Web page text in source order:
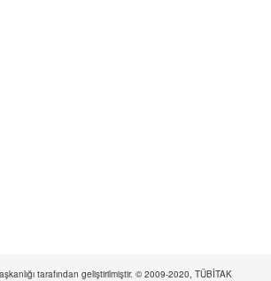
tarafından geliştirilmiştir. © 2009-2020, TÜBİTAK